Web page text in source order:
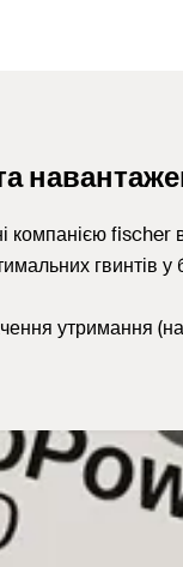
fischer
гвинтів
утримання